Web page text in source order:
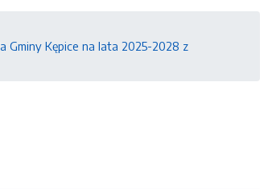
Gminy Kępice na lata 2025-2028 z